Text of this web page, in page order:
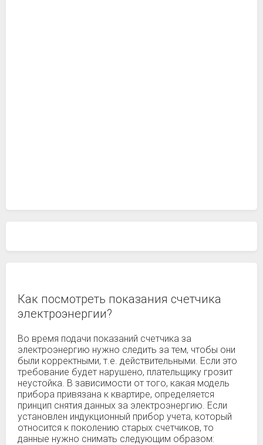
Как посмотреть показания счетчика
электроэнергии?
Во время подачи показаний счетчика за
электроэнергию нужно следить за тем, чтобы они
были корректными, т.е. действительными. Если это
требование будет нарушено, плательщику грозит
неустойка. В зависимости от того, какая модель
прибора привязана к квартире, определяется
принцип снятия данных за электроэнергию. Если
установлен индукционный прибор учета, который
относится к поколению старых счетчиков, то
данные нужно снимать следующим образом: